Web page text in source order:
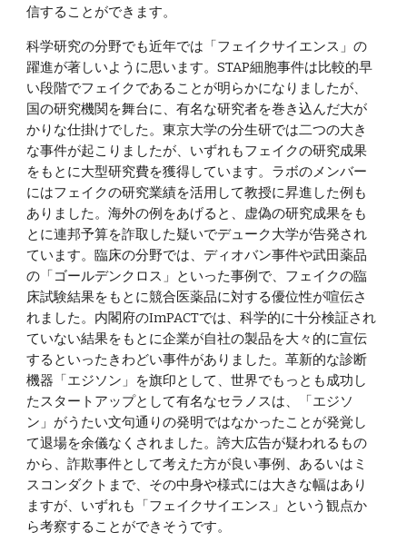
信することができます。
科学研究の分野でも近年では「フェイクサイエンス」の
躍進が著しいように思います。STAP細胞事件は比較的早
い段階でフェイクであることが明らかになりましたが、
国の研究機関を舞台に、有名な研究者を巻き込んだ大が
かりな仕掛けでした。東京大学の分生研では二つの大き
な事件が起こりましたが、いずれもフェイクの研究成果
をもとに大型研究費を獲得しています。ラボのメンバー
にはフェイクの研究業績を活用して教授に昇進した例も
ありました。海外の例をあげると、虚偽の研究成果をも
とに連邦予算を詐取した疑いでデューク大学が告発され
ています。臨床の分野では、ディオバン事件や武田薬品
の「ゴールデンクロス」といった事例で、フェイクの臨
床試験結果をもとに競合医薬品に対する優位性が喧伝さ
れました。内閣府のImPACTでは、科学的に十分検証され
ていない結果をもとに企業が自社の製品を大々的に宣伝
するといったきわどい事件がありました。革新的な診断
機器「エジソン」を旗印として、世界でもっとも成功し
たスタートアップとして有名なセラノスは、「エジソ
ン」がうたい文句通りの発明ではなかったことが発覚し
て退場を余儀なくされました。誇大広告が疑われるもの
から、詐欺事件として考えた方が良い事例、あるいはミ
スコンダクトまで、その中身や様式には大きな幅はあり
ますが、いずれも「フェイクサイエンス」という観点か
ら考察することができそうです。